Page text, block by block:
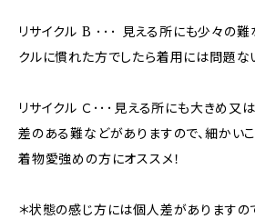
リサイクル B ･･･ 見える所にも少々の難
クルに慣れた方でしたら着用には問題な
リサイクル Ｃ･･･見える所にも大きめ又
差のある難などがありますので、細かい
着物愛強めの方にオススメ！
＊状態の感じ方には個人差がありますの